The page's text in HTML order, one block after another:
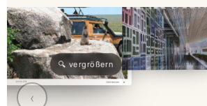
‹
🔍 vergrößern